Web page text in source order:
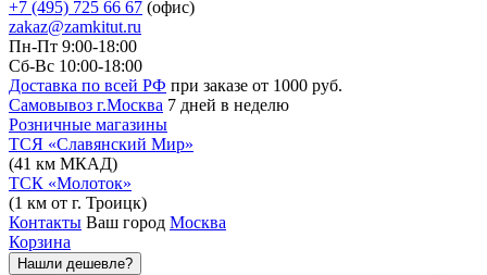
+7 (495) 725 66 67 (офис)
zakaz@zamkitut.ru
Пн-Пт 9:00-18:00
Сб-Вс 10:00-18:00
Доставка по всей РФ при заказе от 1000 руб.
Самовывоз г.Москва 7 дней в неделю
Розничные магазины
ТСЯ «Славянский Мир»
(41 км МКАД)
ТСК «Молоток»
(1 км от г. Троицк)
Контакты Ваш город Москва
Корзина
Нашли дешевле?